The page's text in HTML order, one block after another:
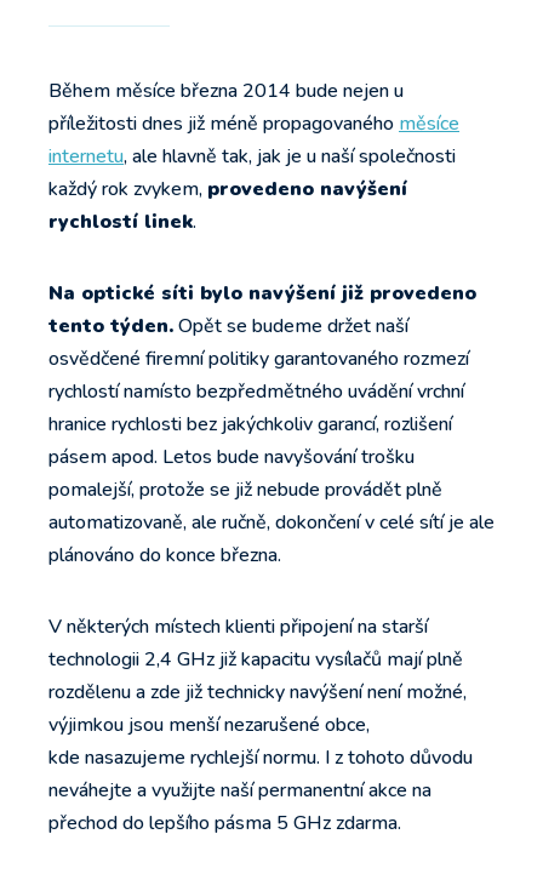
Během měsíce března 2014 bude nejen u
příležitosti dnes již méně propagovaného měsíce
internetu, ale hlavně tak, jak je u naší společnosti
každý rok zvykem, provedeno navýšení
rychlostí linek.
Na optické síti bylo navýšení již provedeno
tento týden.Opět se budeme držet naší
osvědčené firemní politiky garantovaného rozmezí
rychlostí namísto bezpředmětného uvádění vrchní
hranice rychlosti bez jakýchkoliv garancí, rozlišení
pásem apod. Letos bude navyšování trošku
pomalejší, protože se již nebude provádět plně
automatizovaně, ale ručně, dokončení v celé sítí je ale
plánováno do konce března.
V některých místech klienti připojení na starší
technologii 2,4 GHz již kapacitu vysílačů mají plně
rozdělenu a zde již technicky navýšení není možné,
výjimkou jsou menší nezarušené obce,
kde nasazujeme rychlejší normu. I z tohoto důvodu
neváhejte a využijte naší permanentní akce na
přechod do lepšího pásma 5 GHz zdarma.